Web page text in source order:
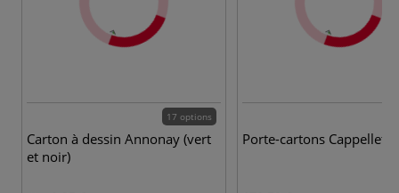
17 options
Carton à dessin Annonay (vert
et noir)
Porte-cartons Cappelletto